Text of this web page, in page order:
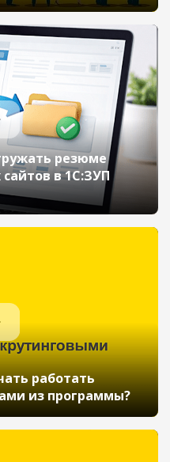
резюме
в 1С:ЗУП
работать
из программы?